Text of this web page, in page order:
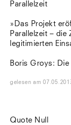
Parallelzeit
»Das Projekt
Parallelzeit –
legitimierten
Boris Groys: Die
gelesen am
Quote Null